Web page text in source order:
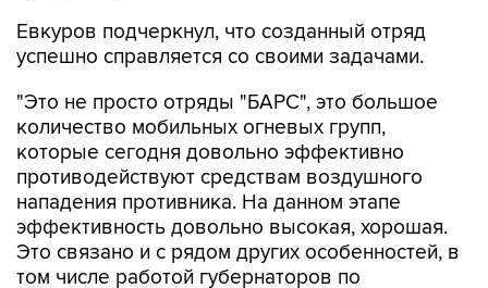
Евкуров подчеркнул, что созданный отряд
успешно справляется со своими задачами.
"Это не просто отряды "БАРС", это большое
количество мобильных огневых групп,
которые сегодня довольно эффективно
противодействуют средствам воздушного
нападения противника. На данном этапе
эффективность довольно высокая, хорошая.
Это связано и с рядом других особенностей, в
том числе работой губернаторов по